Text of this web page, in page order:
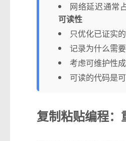
网络延迟通常
可读性
只优化已证实
记录为什么需
考虑可维护性
可读的代码是
复制粘贴编程：